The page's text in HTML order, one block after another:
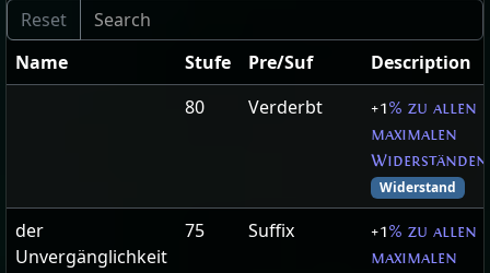
Name Stufe Pre/Suf
Description
80
Verderbt +1% zu allen
maximalen
Widerständen
Widerstand
der
Unvergänglichkeit
75 Suffix +1% zu allen
maximalen